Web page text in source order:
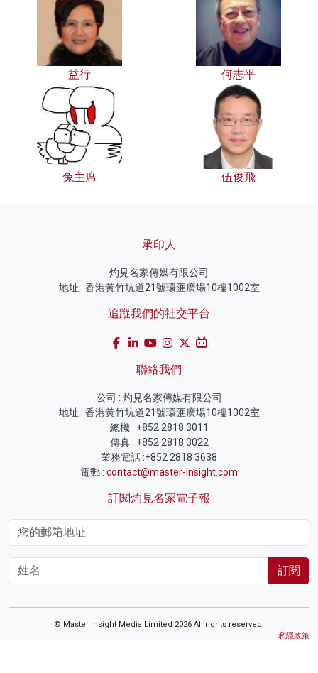
益行 何志平
兔主席 伍俊飛
承印人
灼見名家傳媒有限公司
地址 : 香港黃竹坑道21號環匯廣場10樓1002室
追蹤我們的社交平台
聯絡我們
公司 : 灼見名家傳媒有限公司
地址 : 香港黃竹坑道21號環匯廣場10樓1002室
總機 : +852 2818 3011
傳真 : +852 2818 3022
業務電話 :+852 2818 3638
電郵 : contact@master-insight.com
訂閱灼見名家電子報
訂閱
© Master Insight Media Limited 2026 All rights reserved.
私隱政策